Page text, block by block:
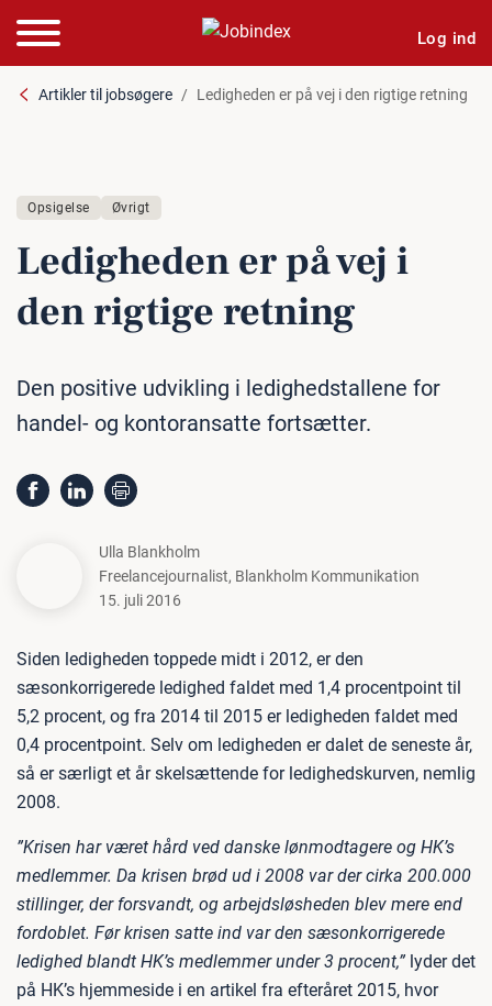
Log ind
Artikler til jobsøgere Ledigheden er på vej i den rigtige retning
Opsigelse Øvrigt
Le­dig­he­den er på vej i
den rigtige retning
Den positive udvikling i ledighedstallene for
handel- og kontoransatte fortsætter.
Ulla Blankholm
Freelancejournalist, Blankholm Kommunikation
15. juli 2016
Siden ledigheden toppede midt i 2012, er den
sæsonkorrigerede ledighed faldet med 1,4 procentpoint til
5,2 procent, og fra 2014 til 2015 er ledigheden faldet med
0,4 procentpoint. Selv om ledigheden er dalet de seneste år,
så er særligt et år skelsættende for ledighedskurven, nemlig
2008.
”Krisen har været hård ved danske lønmodtagere og HK’s
medlemmer. Da krisen brød ud i 2008 var der cirka 200.000
stillinger, der forsvandt, og arbejdsløsheden blev mere end
fordoblet. Før krisen satte ind var den sæsonkorrigerede
ledighed blandt HK’s medlemmer under 3 procent,” lyder det
på HK’s hjemmeside i en artikel fra efteråret 2015, hvor